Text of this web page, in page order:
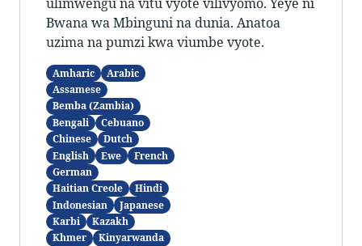
ulimwengu na vitu vyote vilivyomo. Yeye ni
Bwana wa Mbinguni na dunia. Anatoa
uzima na pumzi kwa viumbe vyote.
Amharic
Arabic
Assamese
Bemba (Zambia)
Bengali
Cebuano
Chinese
Dutch
English
Ewe
French
German
Haitian Creole
Hindi
Indonesian
Japanese
Karbi
Kazakh
Khmer
Kinyarwanda